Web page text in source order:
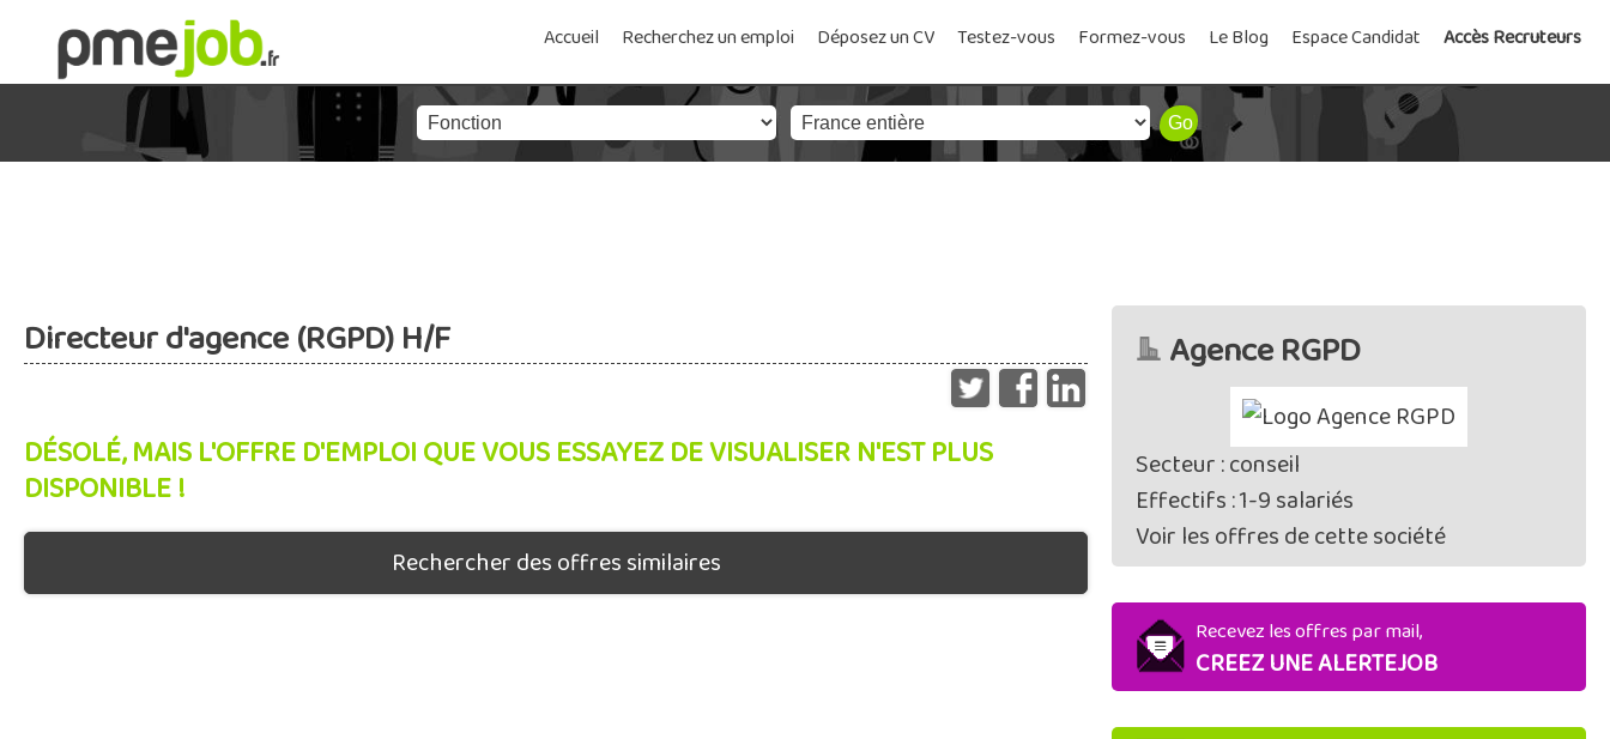
Accueil Recherchez un emploi Déposez un CV Testez-vous Formez-vous Le Blog Espace Candidat Accès Recruteurs
Directeur d'agence (RGPD) H/F
DÉSOLÉ, MAIS L'OFFRE D'EMPLOI QUE VOUS ESSAYEZ DE VISUALISER N'EST PLUS
DISPONIBLE !
Rechercher des offres similaires
Agence RGPD
Secteur : conseil
Effectifs : 1-9 salariés
Voir les offres de cette société
Recevez les offres par mail,
CREEZ UNE ALERTEJOB